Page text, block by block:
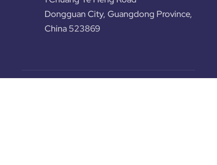
Dongguan City, Guangdong Province,
China 523869